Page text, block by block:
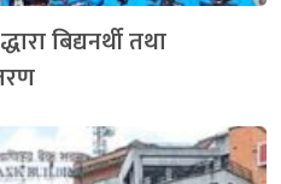
बिद्यनर्थी तथा